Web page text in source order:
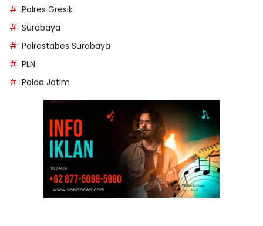
Polres Gresik
Surabaya
Polrestabes Surabaya
PLN
Polda Jatim